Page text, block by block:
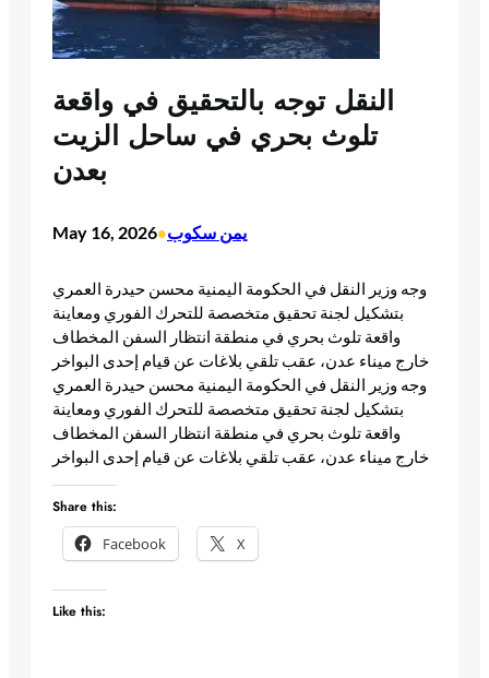
النقل توجه بالتحقيق في واقعة
تلوث بحري في ساحل الزيت
بعدن
May 16, 2026•يمن سكوب
وجه وزير النقل في الحكومة اليمنية محسن حيدرة العمري
بتشكيل لجنة تحقيق متخصصة للتحرك الفوري ومعاينة
واقعة تلوث بحري في منطقة انتظار السفن المخطاف
خارج ميناء عدن، عقب تلقي بلاغات عن قيام إحدى البواخر​
وجه وزير النقل في الحكومة اليمنية محسن حيدرة العمري
بتشكيل لجنة تحقيق متخصصة للتحرك الفوري ومعاينة
واقعة تلوث بحري في منطقة انتظار السفن المخطاف
Share this:
Facebook
X
Like this: